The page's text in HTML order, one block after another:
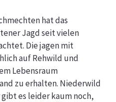
hat das
Jagd seit vielen
Die jagen mit
auf Rehwild und
Lebensraum
zu erhalten. Niederwild
es leider kaum noch,